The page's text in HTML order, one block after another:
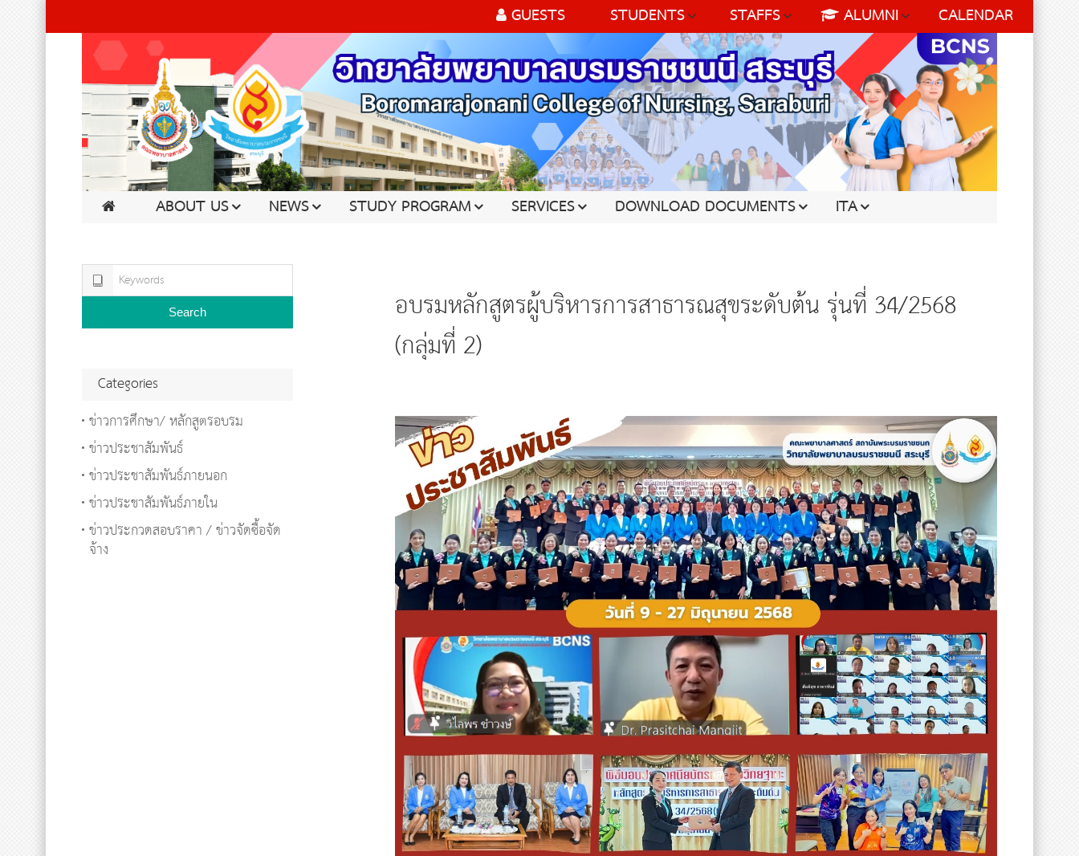
GUESTS STUDENTS STAFFS ALUMNI CALENDAR
ABOUT US NEWS STUDY PROGRAM SERVICES DOWNLOAD DOCUMENTS ITA
อบรมหลักสูตรผู้บริหารการสาธารณสุขระดับต้น รุ่นที่ 34/2568
(กลุ่มที่ 2)
Search
Categories
ข่าวการศึกษา/ หลักสูตรอบรม
ข่าวประชาสัมพันธ์
ข่าวประชาสัมพันธ์ภายนอก
ข่าวประชาสัมพันธ์ภายใน
ข่าวประกวดสอบราคา / ข่าวจัดซื้อจัด
จ้าง